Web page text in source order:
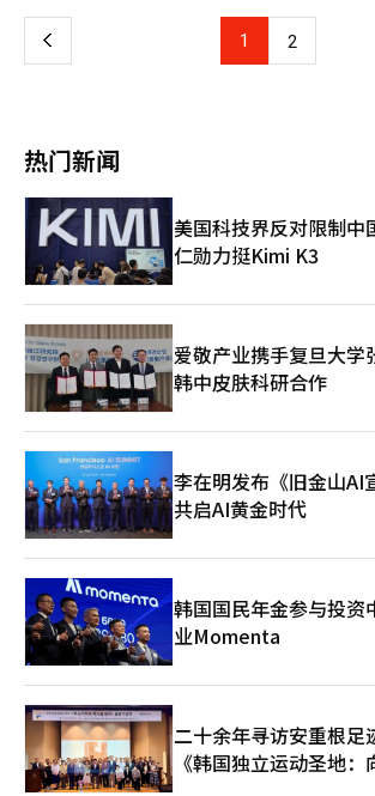
性效果。”相反，经营界强调中小企业和个体
处于极限，必须冻结最低工资。韩国经营者总
事柳基正表示：“根据去年的数据，56.8%的
查显示，要求冻结或降低最低工资的回应占比最
难。”中小企业中央会人力政策本部长杨玉石
受访企业感到目前的最低工资水平是经营负担
最低工资应当冻结或降低。如果加薪超过承受水
表示将考虑减少新招聘或裁员。”公益委员们呼
是围绕最低工资法规定的决策标准，仔细审视彼
大理解的时刻。由于劳动者和雇主都面临困难，
可接受的合理结论迈进一步。”最低工资法定
动部部长请求最低工资审议之日起90天后的29
议截止日期只是指导性规定，并非必须遵守。最
过多次全体会议，接受劳资双方的修正案，并
最低工资方案的通过也超出了法定截止日期，因
续激烈的拉锯战。※ 本报道经人工智能（AI）
或降低最低工资与制度的初衷相悖”，并称“时
了劳动者家庭的基本生计而设立的安全网，而
了相当高的水平”。他特别提到住宿和餐饮业以
现行最低工资都难以维持”。中小企业中央会
石表示：“如果最低工资超过生产力水平，可
无人化和投资萎缩等负面影响”，并呼吁“在决
业和小微企业的现实”。公益委员当天要求劳资
和事实进行讨论。公益委员成宰敏表示：“最
考虑劳动者的生计费用、类似劳动者的工资、劳
配率等因素”，并强调“需要分享彼此的判断依
论”。最低工资法定审议的截止日期为雇佣劳
资审议之日起90天内的6月29日。该期限为指导
遵守。最低工资委员会将在未来多次全体会议中
正案，并逐步缩小差距。然而，去年最低工资
法定期限，因此预计今年也将出现激烈的争论
智能（AI）系统翻译与编辑。
会增加，但这笔费用必须由某人承担。对于大
提高生产力或规模经济来部分吸收这些成本。
疫情的后遗症尚未消退之际，高利率和高物价接
也持续加长。租金、电费和食品原材料价格不断
的销售额却未能恢复到以前的水平。 在这种情况下，如果最低工
资大幅上涨，经营者的选择并不多。他们可能
作时间、放弃新招聘，甚至最终选择关店。实
见“出租咨询”的横幅，已不再是陌生的事情。 每当最低工资争
论重复时，我们通常以劳动者与雇主的对立来进
实并非如此简单。社区餐馆老板与兼职员工的
会的关系截然不同。许多个体经营者每天工作超
入低于普通上班族。他们同样是担忧生存的弱势群体。
前的最低工资争论更像是乙与乙之间的冲突，而
劳动者希望获得更高的工资，而个体经营者则
方的观点都没有错。问题在于，国家将应由其解
产力的支持下才能持续上涨。美国和德国等发
持高工资，是因为劳动生产力高。相反，如果在
情况下，单纯通过政策提高工资，负担将集中在
对最低工资上涨本身并没有理由。劳动者的生活
工资问题也需要解决。然而，忽视经济能够承
仅进行数字竞争并不可取。最低工资是为社会弱
度，而不应成为牺牲其他弱势群体的制度。 最低工资委员会需要
思考的，不仅仅是时薪12000韩元是否合理的问
这一数字在实际操作中会产生什么样的影响，
来承担。劳动者的生计固然重要，但个体经营者
的社会价值。 目前，韩国经济正面临内需萎缩、消费疲软和高利
率的三重困境。在这样的时期，所需的不是口号
低工资不仅仅是数字问题，更是人的问题。而在
劳动者，还有今天依然在开店、叹息的无数小商
※ 本报道经人工智能（AI）系统翻译与编辑。
上 1 2
热门新闻
美国科技界反对限制中
仁勋力挺Kimi K3
爱敬产业携手复旦大学
韩中皮肤科研合作
李在明发布《旧金山AI
共启AI黄金时代
韩国国民年金参与投资
业Momenta
二十余年寻访安重根足
《韩国独立运动圣地